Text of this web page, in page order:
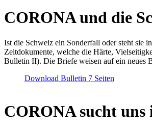
CORONA und die
Ist die Schweiz ein Sonderfall oder steht sie
Zeitdokumente, welche die Härte,
Bulletin II). Die Briefe weisen auf ein neues
Download Bulletin 7 Seiten
CORONA sucht uns